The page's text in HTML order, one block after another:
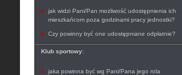
jak widzi Pani/Pan możliwość udostępnienia ich
mieszkańcom poza godzinami pracy jednostki?
Czy powinny być one udostępniane odpłatnie?
Klub sportowy:
jaka powinna być wg Pani/Pana jego rola